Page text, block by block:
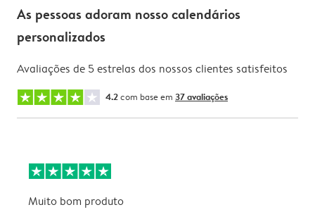
As pessoas adoram nosso calendários
personalizados
Avaliações de 5 estrelas dos nossos clientes satisfeitos
4.2com base em 37 avaliações
Muito bom produto